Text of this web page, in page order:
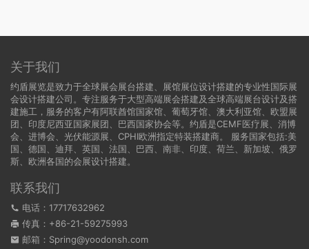
关于我们
约盾展览是致力于全球展会展台搭建、展馆展位设计搭建的专业性国际展
会设计搭建公司。专注服务于大型高端展会搭建及全球高端展台设计及搭
建施工，服务的客户有阿联酋馆国家馆、葡萄牙馆、澳大利亚馆、欧盟展
团、印度尼西亚国家展团、巴西国家协会等。约盾是CEMF医疗展、消博
会、进博会、光伏能源展、CPHI欧洲指定特装搭建商。 服务国家包括:美
国
德国 、迪拜、英国、法国、巴西、南非、印度、荷兰、新加坡、俄罗
斯、欧洲各国的会展设计搭建。
联系我们
电话：17717632962
传真：+86-21-59275993
邮箱：Spring@yoodonsh.com